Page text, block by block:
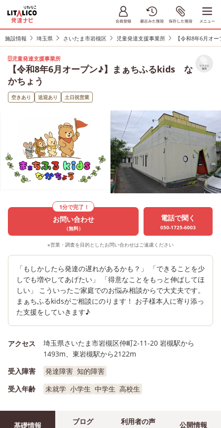
施設情報 埼玉県 さいたま市岩槻区 児童発達支援事業所 【令和8年6月オ
児童発達支援事業所
【令和8年6月オープン♪】まぁちふるkids な
かちょう
リストに
保存
空きあり 送迎あり 土日祝営業
1分で完了！
お問い合わせ
（無料）
電話で聞く
050-1725-6003
※営業・調査を目的としたお問い合わせはご遠慮ください
「もしかしたら発達の遅れがあるかも？」 「できることを少
しでも増やしてあげたい」 「得意なことをもっと伸ばしてほ
しい」 こういったご家庭でのお悩み相談からで大丈夫です。
まぁちふるkidsがご相談にのります！ お子様本人に寄り添っ
た支援をしていきます♪
アクセス
埼玉県さいたま市岩槻区仲町2-11-20 岩槻駅から
1493m、東岩槻駅から2122m
受入障害
発達障害 知的障害
受入年齢
未就学 小学生 中学生 高校生
基礎情報 ブログ 利用者の声 公開情報